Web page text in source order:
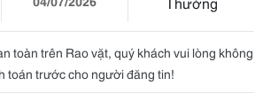
toàn trên Rao vặt, quý khách vui lòng không
toán trước cho người đăng tin!